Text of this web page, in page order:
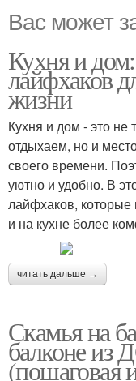
Вас может
Кухня и
лайфхаков
жизни
Кухня и дом - это не
отдыхаем, но и
своего времени.
уютно и удобно. В
лайфхаков, которые
и на кухне более
читать дальше →
Скамья на
балконе из
(пошаговая